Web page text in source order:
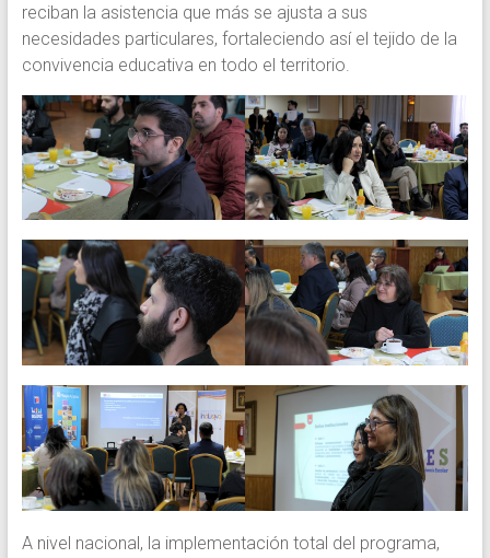
reciban la asistencia que más se ajusta a sus
necesidades particulares, fortaleciendo así el tejido de la
convivencia educativa en todo el territorio.
A nivel nacional, la implementación total del programa,